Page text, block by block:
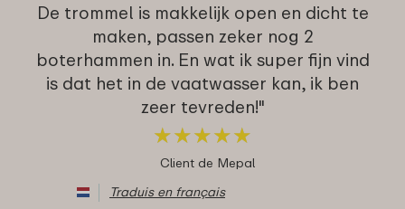
De trommel is makkelijk open en dicht te
maken, passen zeker nog 2
boterhammen in. En wat ik super fijn vind
is dat het in de vaatwasser kan, ik ben
zeer tevreden!"
★★★★★
★★★★★
Client de Mepal
Traduis en français